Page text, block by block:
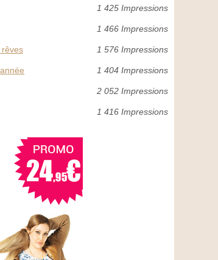
1 425 Impressions
1 466 Impressions
1 576 Impressions
1 404 Impressions
2 052 Impressions
1 416 Impressions